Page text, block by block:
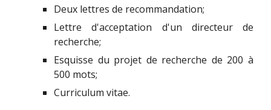
Deux lettres de recommandation;
Lettre d'acceptation d'un directeur de
recherche;
Esquisse du projet de recherche de 200 à
500 mots;
Curriculum vitae.